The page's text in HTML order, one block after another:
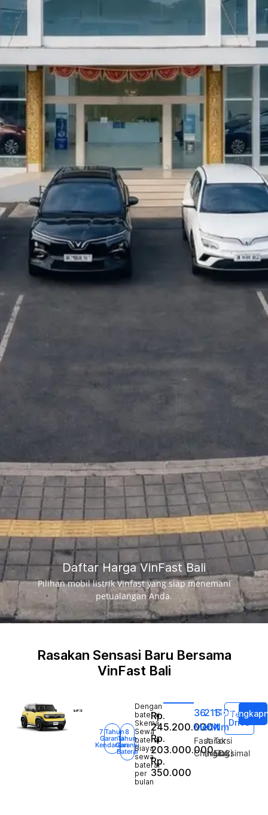
Daftar Harga VinFast Bali
Pilihan mobil listrik Vinfast yang siap menemani
petualangan Anda.
Rasakan Sensasi Baru Bersama
VinFast Bali
7 Tahun
Garansi
Kendaraan
8
Tahun
Garansi
Baterai
Dengan
baterai
Skema
Sewa
baterai
Biaya
sewa
baterai
per
bulan
Rp.
245.200.000
Rp.
203.000.000
Rp.
350.000
36
Menit
Fast
Charging
215
KM
Jarak
(NEDC)
110
Nm
Torsi
Maksimal
Test
Drive